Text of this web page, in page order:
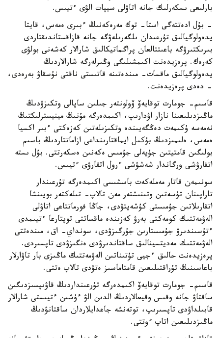
بارلىعى ىسكەرلىك جانە اتاۋلى سيپات الۋى ءتيىس.
- بۇل ادەتتەگى استا- توك مەرەكەنىڭ ءبىرى ەمەس، قايتا
يدەولوگيالىق تۇرعىدان ىلگەرىلەۋگە جانە قازاقستاندىقتاردى
بىرىكتىرۋگە باعىتتالعان پراگماتيكالىق شارالار كەشەنى بولۋى
كەرەك. پرەزيدەنت اكىمشىلىگى وڭىرلەرگە شارالاردىڭ
يدەولوگيالىق ماقسات- مىندەتىنە قاتىستى ناقتى نۇسقاۋ بەرەدى،
- دەدى پرەزيدەنت.
قاسىم- جومارت توقايەۆ ۆولونتەر جىلىن ساپالى وتكىزۋدىڭ
ماڭىزدىلىعىنا نازار اۋدارىپ، اكىمدەرگە مۇنىڭ مينيسترلىكتىڭ
نەمەسە ۇكىمەت دەڭگەيىندە وتكىزىلەتىن كەزەكتى ءبىر اكسيا
ەمەس، ەلىمىزدىڭ بۇكىل ايماقتارىنداعى ازاماتتاردىڭ باسىم
بولىگىن قامتيتىن جۇيەلى جۇمىس ەكەنىن ەسكەرتتى. بۇل ىستە
اتقارۋشى ورگاندار شەشۋشى ءرول اتقارۋى ءتيىس.
سونىمەن قاتار مەملەكەت باسشىسى اكىمدەرگە تۇرعىندار
تاراپىنان تۇسەتىن وتىنىشتەر مەن تالاپ- تىلەكتەر بويىنشا
اتقارىلاتىن جۇمىستى كۇشەيتۋدى، جاڭا فورماتتاعى اتاۋلى
الەۋمەتتىك كومەكتى بەرۋ كەزىندە ماقساتتى توپتارعا ءتيىمدى
ءتۇسىندىرۋ جۇمىستارىن جۇرگىزۋدى، سونداي- اق، مىندەتتى
الەۋمەتتىك مەديتسينالىق ساقتاندىرۋدى ەنگىزۋدى تاپسىردى.
پرەزيدەنت حالىق ءجيى تۇتىناتىن الەۋمەتتىك ماڭىزى بار تاۋارلار
باعاسىنىڭ تۇراقتىلىعىن قامتاماسىز ەتۋدى تالاپ ەتتى.
قاسىم- جومارت توقايەۆ اكىمدەرگە تۇرعىنداردىڭ قاۋىپسىزدىگىن
ساقتاۋ جانە وقىس وقيعالاردىڭ الدىن الۋ ءۇشىن ءتيىستى شارالار
قابىلداۋدى تاپسىرىپ، توتەنشە جاعدايلاردان ساقتانۋدىڭ
ماڭىزدىلىعىن اتاپ ءوتتى.